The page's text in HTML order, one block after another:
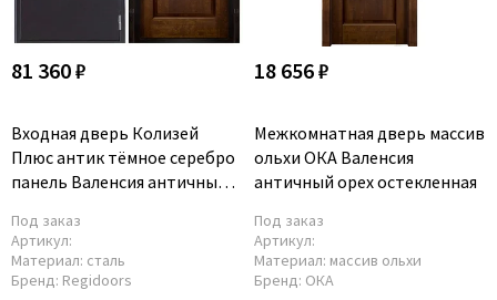
81 360 ₽
Входная дверь Колизей
Плюс антик тёмное серебро
панель Валенсия античный
Под заказ
Артикул:
Материал: сталь
Бренд: Regidoors
18 656 ₽
Межкомнатная дверь массив
ольхи ОКА Валенсия
античный орех остекленная
Под заказ
Артикул:
Материал: массив ольхи
Бренд: ОКА